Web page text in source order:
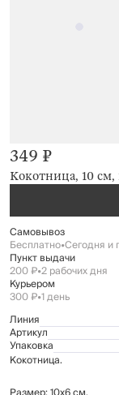
Кокотница, 10
349 ₽
Самовывоз
Бесплатно•Сегодня и
Пункт выдачи
200 ₽•2 рабочих дня
Курьером
300 ₽•1 день
Линия
Артикул
Упаковка
Кокотница.